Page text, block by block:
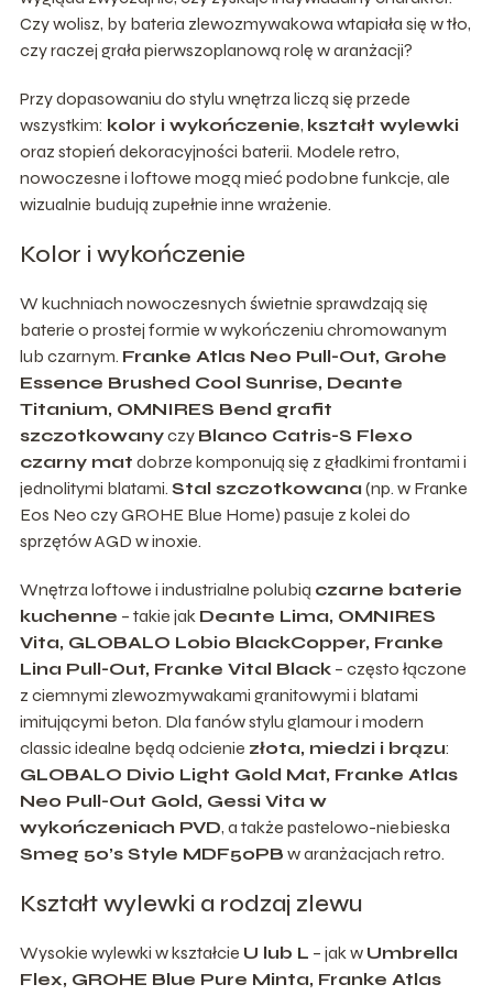
Czy wolisz, by bateria zlewozmywakowa wtapiała się w tło,
czy raczej grała pierwszoplanową rolę w aranżacji?
Przy dopasowaniu do stylu wnętrza liczą się przede
wszystkim: kolor i wykończenie, kształt wylewki
oraz stopień dekoracyjności baterii. Modele retro,
nowoczesne i loftowe mogą mieć podobne funkcje, ale
wizualnie budują zupełnie inne wrażenie.
Kolor i wykończenie
W kuchniach nowoczesnych świetnie sprawdzają się
baterie o prostej formie w wykończeniu chromowanym
lub czarnym. Franke Atlas Neo Pull-Out, Grohe
Essence Brushed Cool Sunrise, Deante
Titanium, OMNIRES Bend grafit
szczotkowanyczy Blanco Catris-S Flexo
czarny mat dobrze komponują się z gładkimi frontami i
jednolitymi blatami. Stal szczotkowana (np. w Franke
Eos Neo czy GROHE Blue Home) pasuje z kolei do
sprzętów AGD w inoxie.
Wnętrza loftowe i industrialne polubią czarne baterie
kuchenne – takie jak Deante Lima, OMNIRES
Vita, GLOBALO Lobio BlackCopper, Franke
Lina Pull-Out, Franke Vital Black– często łączone
z ciemnymi zlewozmywakami granitowymi i blatami
imitującymi beton. Dla fanów stylu glamour i modern
classic idealne będą odcienie złota, miedzi i brązu:
GLOBALO Divio Light Gold Mat, Franke Atlas
Neo Pull-Out Gold, Gessi Vita w
wykończeniach PVD, a także pastelowo-niebieska
Smeg 50’s Style MDF50PB w aranżacjach retro.
Kształt wylewki a rodzaj zlewu
Wysokie wylewki w kształcie U lub L – jak w Umbrella
Flex, GROHE Blue Pure Minta, Franke Atlas